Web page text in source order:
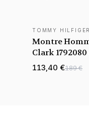
NOUVEAUTÉ
TOMMY HILFIGER
Montre
Clark
bracelet acier
113,40 €189 €